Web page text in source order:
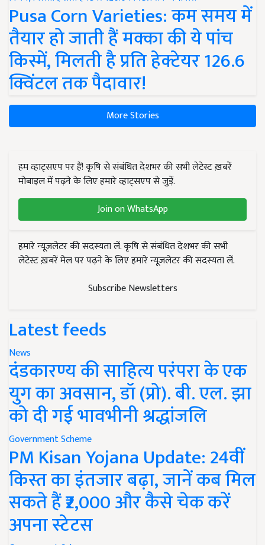
Pusa Corn Varieties: कम समय में
तैयार हो जाती हैं मक्का की ये पांच
किस्में, मिलती है प्रति हेक्टेयर 126.6
क्विंटल तक पैदावार!
More Stories
हम व्हाट्सएप पर हैं! कृषि से संबंधित देशभर की सभी लेटेस्ट ख़बरें
मोबाइल में पढ़ने के लिए हमारे व्हाट्सएप से जुड़ें.
Join on WhatsApp
हमारे न्यूज़लेटर की सदस्यता लें. कृषि से संबंधित देशभर की सभी
लेटेस्ट ख़बरें मेल पर पढ़ने के लिए हमारे न्यूज़लेटर की सदस्यता लें.
Subscribe Newsletters
Latest feeds
News
दंडकारण्य की साहित्य परंपरा के एक
युग का अवसान, डॉ (प्रो). बी. एल. झा
को दी गई भावभीनी श्रद्धांजलि
Government Scheme
PM Kisan Yojana Update: 24वीं
किस्त का इंतजार बढ़ा, जानें कब मिल
सकते हैं ₹2,000 और कैसे चेक करें
अपना स्टेटस